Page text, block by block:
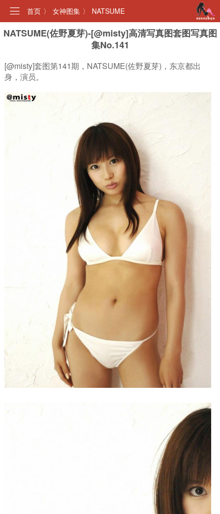
首页 〉 女神图集 〉 NATSUME
NATSUME(佐野夏芽)-[@misty]高清写真图套图写真图
集No.141
[@misty]套图第141期，NATSUME(佐野夏芽)，东京都出
身，演员。